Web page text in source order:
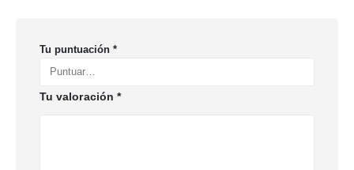
Tu puntuación *
Tu valoración *